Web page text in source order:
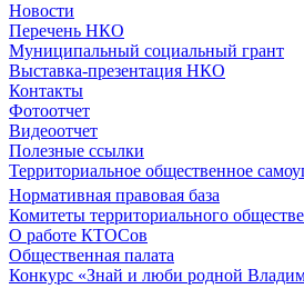
Новости
Перечень НКО
Муниципальный социальный грант
Выставка-презентация НКО
Контакты
Фотоотчет
Видеоотчет
Полезные ссылки
Территориальное общественное
Нормативная правовая база
Комитеты территориального
О работе КТОСов
Общественная палата
Конкурс «Знай и люби родной